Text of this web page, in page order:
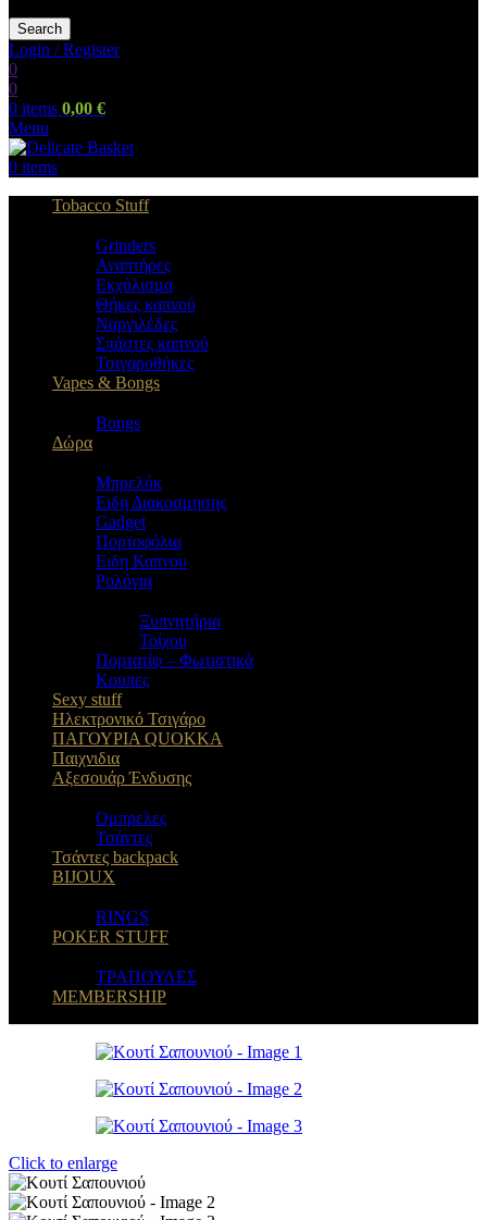
Search
Login / Register
0
0
0 items 0,00 €
Menu
0 items
Tobacco Stuff
Grinders
Αναπτήρες
Εκχύλισμα
Θήκες καπνού
Ναργιλέδες
Σπάστες καπνού
Τσιγαροθήκες
Vapes & Bongs
Bongs
Δώρα
Μπρελόκ
Eιδη Διακοσμησης
Gadget
Πορτοφόλια
Ειδη Καπνου
Ρολόγια
Ξυπνητήρια
Τοίχου
Πορτατίφ – Φωτιστικά
Κουπες
Sexy stuff
Ηλεκτρονικό Τσιγάρο
ΠΑΓΟΥΡΙΑ QUOKKA
Παιχνιδια
Αξεσουάρ Ένδυσης
Oμπρελες
Τσάντες
Τσάντες backpack
BIJOUX
RINGS
POKER STUFF
ΤΡΑΠΟΥΛΕΣ
MEMBERSHIP
Click to enlarge